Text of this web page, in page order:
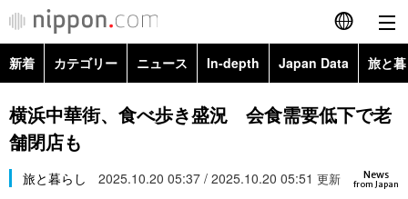
English
简体字
カテゴリー
新着 カテゴリー ニュース In-depth Japan Data 旅と
政治・外交
経済・ビジネス
Topics
横浜中華街、食べ歩き盛況 会食需要低下で老
舗閉店も
News
from Japan
旅と暮らし 2025.10.20 05:37 / 2025.10.20 05:51 更新